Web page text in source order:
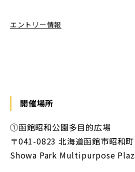
エントリー情報
開催場所
➀函館昭和公園多目的広場
〒041-0823 北海道函館市昭和町
Showa Park Multipurpose